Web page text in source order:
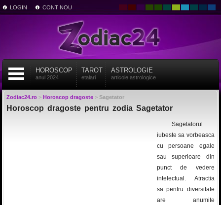
LOGIN CONT NOU
HOROSCOP
anul 2024
TAROT
etalari
ASTROLOGIE
articole astrologice
Zodiac24.ro> Horoscop dragoste> Sagetator
Horoscop dragoste pentru zodia Sagetator
Sagetatorul
iubeste sa vorbeasca
cu persoane egale
sau superioare din
punct de vedere
intelectual. Atractia
sa pentru diversitate
are anumite